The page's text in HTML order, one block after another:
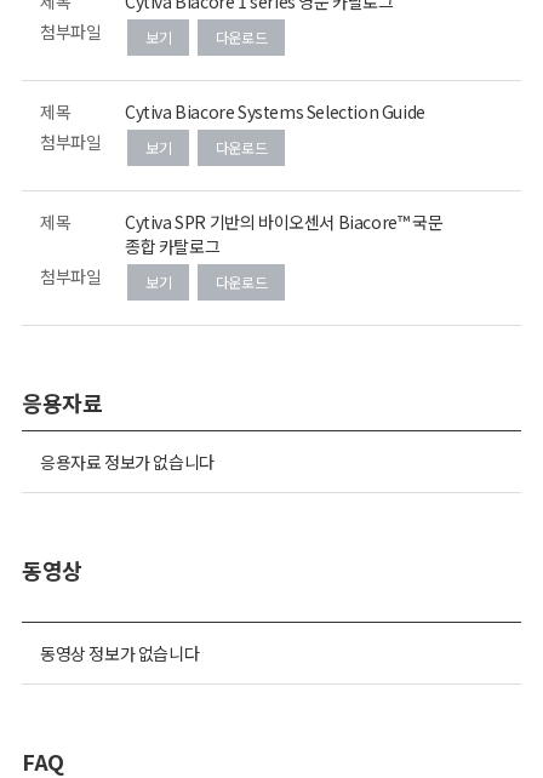
첨부파일
보기 다운로드
제목
Cytiva Biacore Systems Selection Guide
첨부파일
보기 다운로드
제목
Cytiva SPR 기반의 바이오센서 Biacore™ 국문
종합 카탈로그
첨부파일
보기 다운로드
응용자료
응용자료 정보가 없습니다
동영상
동영상 정보가 없습니다
FAQ